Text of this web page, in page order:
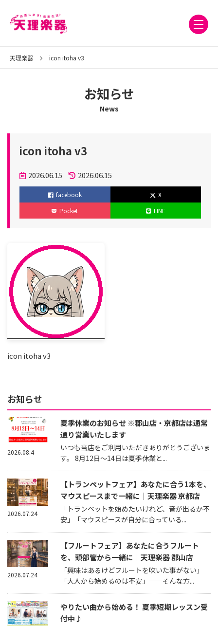
天理楽器 icon itoha v3
お知らせ
News
icon itoha v3
投
稿
日
2026.06.15
更
新
2026.06.15
facebook
X
Pocket
LINE
icon itoha v3
お知らせ
夏季休業のお知らせ ※郡山店・京都店は通常
通り営業いたします
いつも当店をご利用いただきありがとうございま
す。 8月12日～14日は夏季休業と...
2026.08.4
【トランペットフェア】あなたに合う1本を、
マウスピースまで一緒に｜天理楽器 京都店
「トランペットを始めたいけれど、音が出るか不
安」「マウスピースが自分に合っている...
2026.07.24
【フルートフェア】あなたに合うフルート
を、頭部管から一緒に｜天理楽器 郡山店
「興味はあるけどフルートを吹いた事がない」
「大人から始めるのは不安」——そんな方...
2026.07.24
やりたい曲から始める！ 夏季短期レッスン受
付中♪